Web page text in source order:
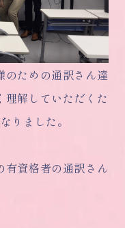
のための通訳さん達
理解していただくた
りました。
有資格者の通訳さん